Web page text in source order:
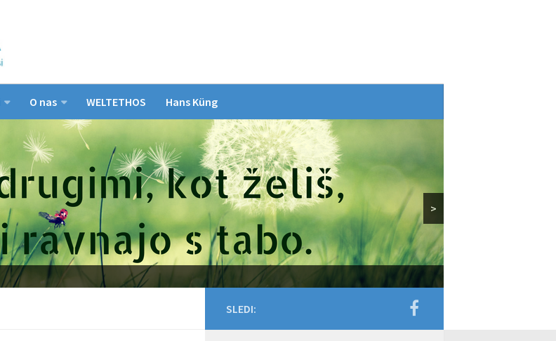
O nas WELTETHOS Hans Küng
>
SLEDI: